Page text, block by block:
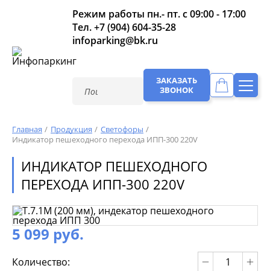
Режим работы пн.- пт. с 09:00 - 17:00
Тел.+7 (904) 604-35-28
infoparking@bk.ru
ЗАКАЗАТЬ
ЗВОНОК
Главная Продукция
Светофоры
Индикатор пешеходного перехода ИПП-300 220V
ИНДИКАТОР ПЕШЕХОДНОГО
ПЕРЕХОДА ИПП-300 220V
5 099 руб.
Количество: